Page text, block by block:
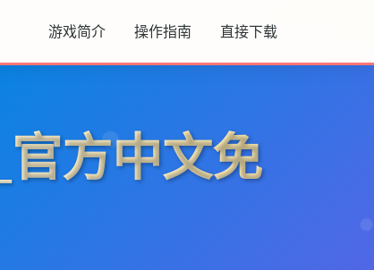
游戏简介 操作指南 直接下载
方中文免